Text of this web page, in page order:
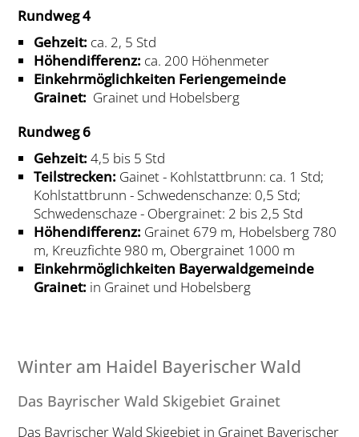
Rundweg 4
Gehzeit: ca. 2, 5 Std
Höhendifferenz: ca. 200 Höhenmeter
Einkehrmöglichkeiten Feriengemeinde
Grainet: Grainet und Hobelsberg
Rundweg 6
Gehzeit: 4,5 bis 5 Std
Teilstrecken: Gainet - Kohlstattbrunn: ca. 1 Std;
Kohlstattbrunn - Schwedenschanze: 0,5 Std;
Schwedenschaze - Obergrainet: 2 bis 2,5 Std
Höhendifferenz: Grainet 679 m, Hobelsberg 780
m, Kreuzfichte 980 m, Obergrainet 1000 m
Einkehrmöglichkeiten Bayerwaldgemeinde
Grainet: in Grainet und Hobelsberg
Winter am Haidel Bayerischer Wald
Das Bayrischer Wald Skigebiet Grainet
Das Bayrischer Wald Skigebiet in Grainet Bayerischer